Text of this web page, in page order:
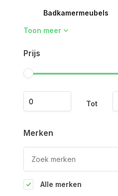
Badkamermeubels
Toon meer
Prijs
Tot
Merken
Alle merken